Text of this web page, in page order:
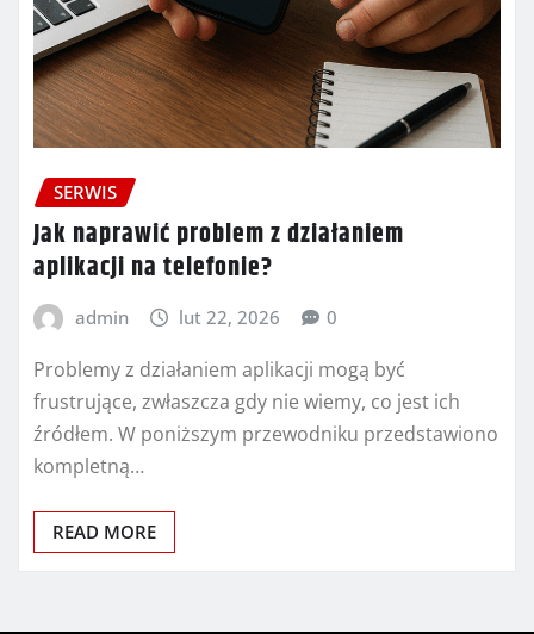
SERWIS
Jak naprawić problem z działaniem
aplikacji na telefonie?
admin lut 22, 2026 0
Problemy z działaniem aplikacji mogą być
frustrujące, zwłaszcza gdy nie wiemy, co jest ich
źródłem. W poniższym przewodniku przedstawiono
kompletną…
READ MORE